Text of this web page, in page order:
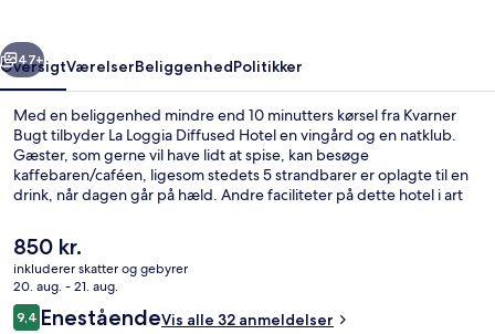
Næste
47+
OversigtVærelserBeliggenhedPolitikker
Med en beliggenhed mindre end 10 minutters kørsel fra Kvarner
Bugt tilbyder La Loggia Diffused Hotel en vingård og en natklub.
Gæster, som gerne vil have lidt at spise, kan besøge
kaffebaren/caféen, ligesom stedets 5 strandbarer er oplagte til en
drink, når dagen går på hæld. Andre faciliteter på dette hotel i art
forlystelsespark efter lukketid.
Den
nuværende
pris
er
850 kr.
850 kr.
inkluderer skatter og gebyrer
20. aug. - 21. aug.
Anmeldelser
9,49,4 ud af 10.
EneståendeVis alle 32 anmeldelser